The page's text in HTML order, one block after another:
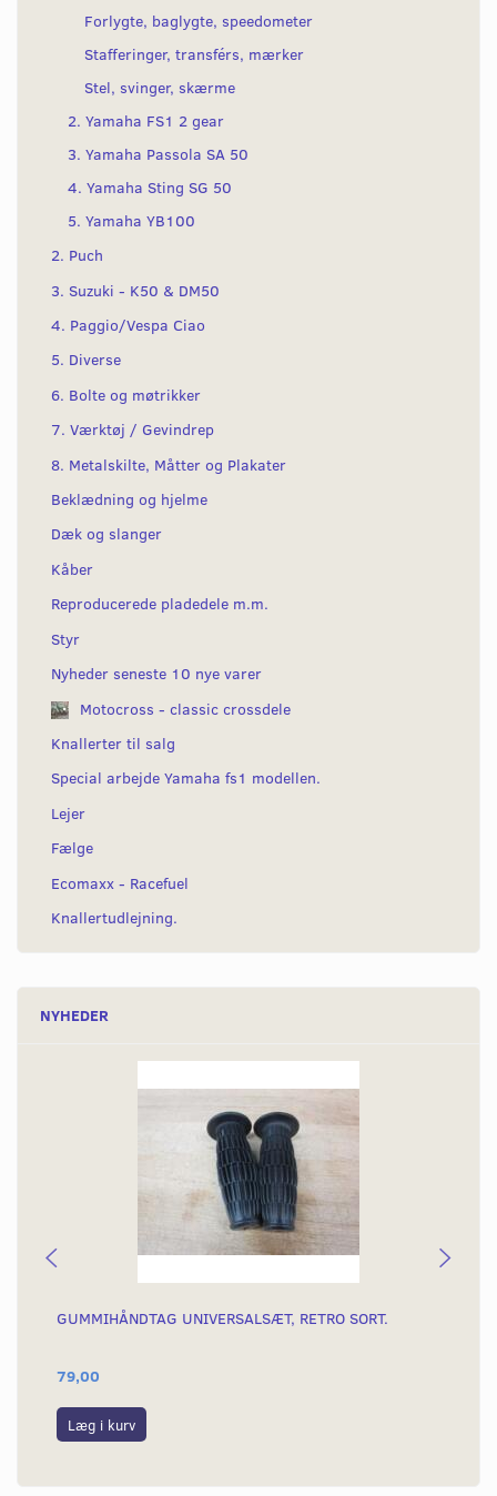
Forlygte, baglygte, speedometer
Stafferinger, transférs, mærker
Stel, svinger, skærme
2. Yamaha FS1 2 gear
3. Yamaha Passola SA 50
4. Yamaha Sting SG 50
5. Yamaha YB100
2. Puch
3. Suzuki - K50 & DM50
4. Paggio/Vespa Ciao
5. Diverse
6. Bolte og møtrikker
7. Værktøj / Gevindrep
8. Metalskilte, Måtter og Plakater
Beklædning og hjelme
Dæk og slanger
Kåber
Reproducerede pladedele m.m.
Styr
Nyheder seneste 10 nye varer
Motocross - classic crossdele
Knallerter til salg
Special arbejde Yamaha fs1 modellen.
Lejer
Fælge
Ecomaxx - Racefuel
Knallertudlejning.
NYHEDER
GUMMIHÅNDTAG UNIVERSALSÆT, RETRO SORT.
79,00
Læg i kurv